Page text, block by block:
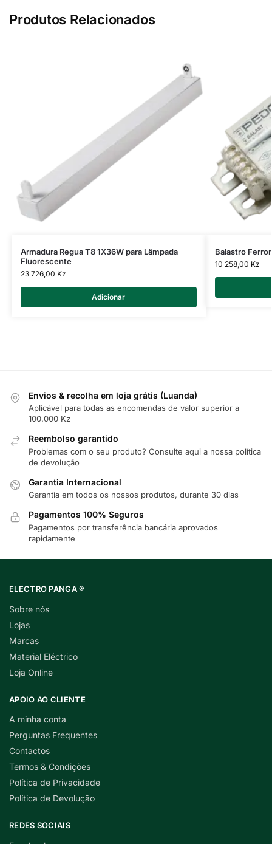
Produtos Relacionados
Armadura Regua T8 1X36W para Lâmpada
Fluorescente
23 726,00 Kz
Adicionar
Balastro
10 258,00 Kz
Envios & recolha em loja grátis (Luanda)
Aplicável para todas as encomendas de valor superior a
100.000 Kz
Reembolso garantido
Problemas com o seu produto? Consulte aqui a nossa política
de devolução
Garantia Internacional
Garantia em todos os nossos produtos, durante 30 dias
Pagamentos 100% Seguros
Pagamentos por transferência bancária aprovados
rapidamente
ELECTRO PANGA ®
Sobre nós
Lojas
Marcas
Material Eléctrico
Loja Online
APOIO AO CLIENTE
A minha conta
Perguntas Frequentes
Contactos
Termos & Condições
Política de Privacidade
Política de Devolução
REDES SOCIAIS